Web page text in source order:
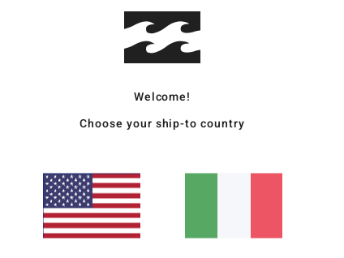
5.0
Welcome!
Choose your ship-to country